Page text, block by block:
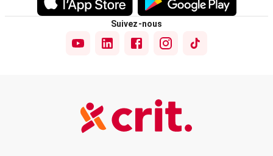
Suivez-nous